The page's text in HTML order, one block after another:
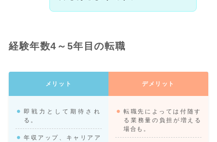
経験年数4～5年目の転職
メリット デメリット
即戦力として期待され
る。
年収アップ、キャリアア
転職先によっては付随す
る業務量の負担が増える
場合も。